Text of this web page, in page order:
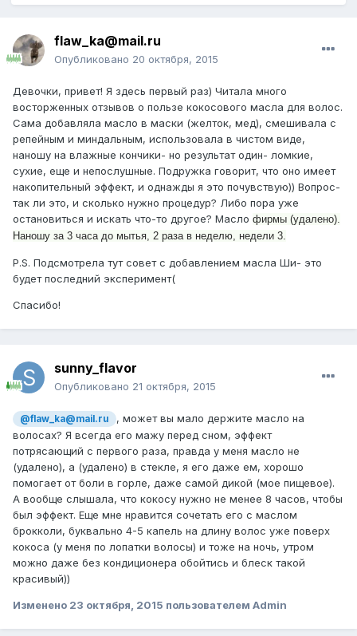
flaw_ka@mail.ru
Опубликовано 20 октября, 2015
Девочки, привет! Я здесь первый раз) Читала много
восторженных отзывов о пользе кокосового масла для волос.
Сама добавляла масло в маски (желток, мед), смешивала с
репейным и миндальным, использовала в чистом виде,
наношу на влажные кончики- но результат один- ломкие,
сухие, еще и непослушные. Подружка говорит, что оно имеет
накопительный эффект, и однажды я это почувствую)) Вопрос-
так ли это, и сколько нужно процедур? Либо пора уже
остановиться и искать что-то другое? Масло фирмы (удалено).
Наношу за 3 часа до мытья, 2 раза в неделю, недели 3.
P.S. Подсмотрела тут совет с добавлением масла Ши- это
будет последний эксперимент(
Спасибо!
sunny_flavor
Опубликовано 21 октября, 2015
@flaw_ka@mail.ru
, может вы мало держите масло на
волосах? Я всегда его мажу перед сном, эффект
потрясающий с первого раза, правда у меня масло не
(удалено), а (удалено) в стекле, я его даже ем, хорошо
помогает от боли в горле, даже самой дикой (мое пищевое).
А вообще слышала, что кокосу нужно не менее 8 часов, чтобы
был эффект. Еще мне нравится сочетать его с маслом
брокколи, буквально 4-5 капель на длину волос уже поверх
кокоса (у меня по лопатки волосы) и тоже на ночь, утром
можно даже без кондиционера обойтись и блеск такой
красивый))
Изменено 23 октября, 2015 пользователем Admin